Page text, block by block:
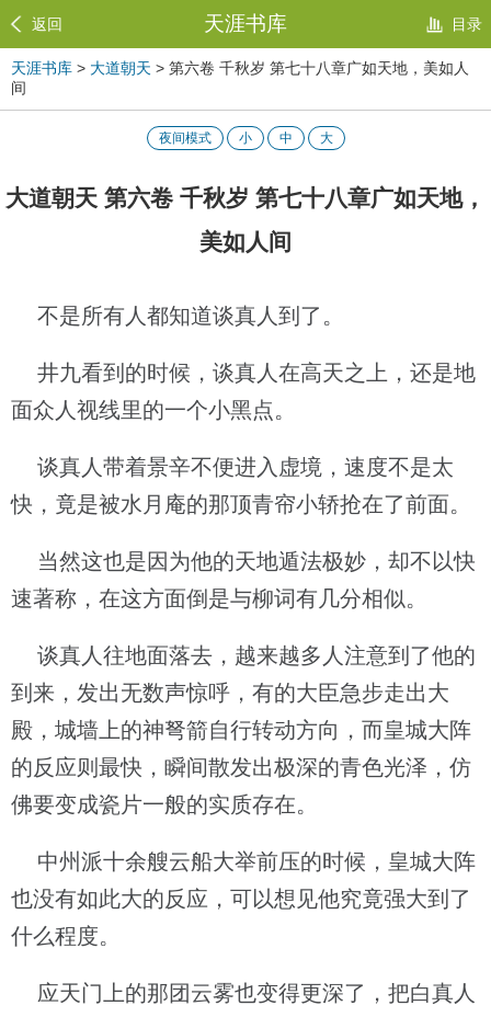
返回 天涯书库 目录
天涯书库 > 大道朝天 > 第六卷 千秋岁 第七十八章广如天地，美如人
间
夜间模式 小 中 大
大道朝天 第六卷 千秋岁 第七十八章广如天地，
美如人间
不是所有人都知道谈真人到了。
井九看到的时候，谈真人在高天之上，还是地
面众人视线里的一个小黑点。
谈真人带着景辛不便进入虚境，速度不是太
快，竟是被水月庵的那顶青帘小轿抢在了前面。
当然这也是因为他的天地遁法极妙，却不以快
速著称，在这方面倒是与柳词有几分相似。
谈真人往地面落去，越来越多人注意到了他的
到来，发出无数声惊呼，有的大臣急步走出大
殿，城墙上的神弩箭自行转动方向，而皇城大阵
的反应则最快，瞬间散发出极深的青色光泽，仿
佛要变成瓷片一般的实质存在。
中州派十余艘云船大举前压的时候，皇城大阵
也没有如此大的反应，可以想见他究竟强大到了
什么程度。
应天门上的那团云雾也变得更深了，把白真人